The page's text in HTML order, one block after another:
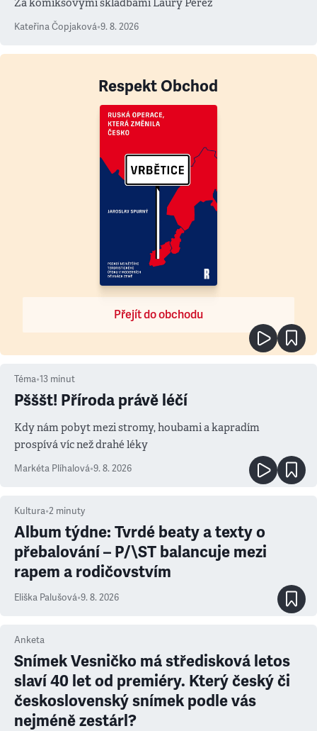
Kateřina Čopjaková•9. 8. 2026
Respekt Obchod
Přejít do obchodu
Téma•13 minut
Pšššt! Příroda právě léčí
Kdy nám pobyt mezi stromy, houbami a kapradím
prospívá víc než drahé léky
Markéta Plíhalová•9. 8. 2026
Kultura•2 minuty
Album týdne: Tvrdé beaty a texty o
přebalování – P/\ST balancuje mezi
rapem a rodičovstvím
Eliška Palušová•9. 8. 2026
Anketa
Snímek Vesničko má středisková letos
slaví 40 let od premiéry. Který český či
československý snímek podle vás
nejméně zestárl?